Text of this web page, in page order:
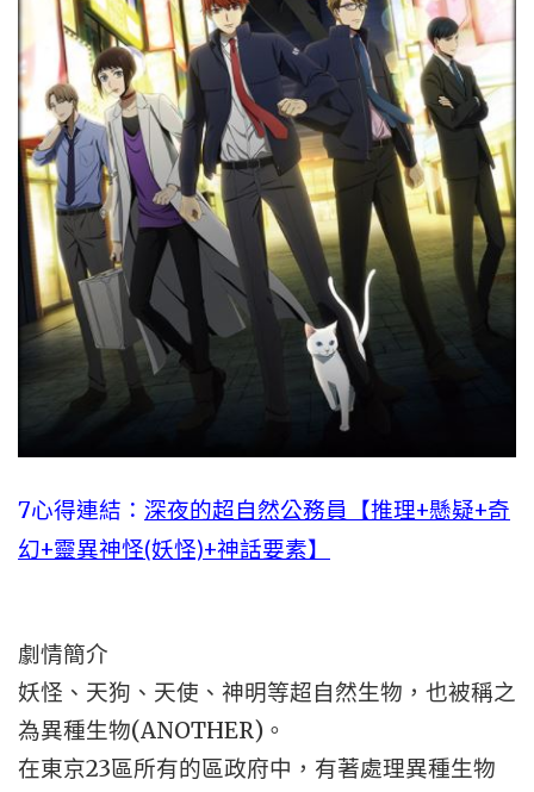
7心得連結： 深夜的超自然公務員【推理+懸疑+奇
幻+靈異神怪(妖怪)+神話要素】
劇情簡介
妖怪、天狗、天使、神明等超自然生物，也被稱之
為異種生物(ANOTHER)。
在東京23區所有的區政府中，有著處理異種生物